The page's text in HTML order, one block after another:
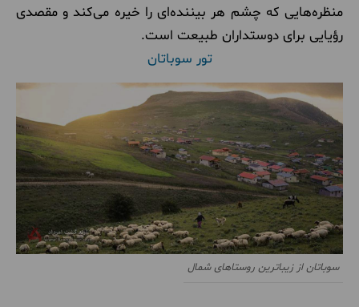
منظره‌هایی که چشم هر بیننده‌ای را خیره می‌کند و مقصدی
رؤیایی برای دوستداران طبیعت است.
تور سوباتان
سوباتان از زیباترین روستاهای شمال